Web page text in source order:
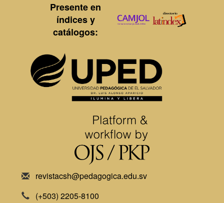
Presente en
índices y
catálogos:
revistacsh@pedagogica.edu.sv
(+503) 2205-8100